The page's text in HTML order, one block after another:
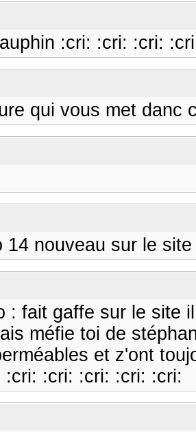
:cri: :cri: :cri:
qui vous met danc
14 nouveau sur le site
: fait gaffe sur le site
méfie toi de
et z'ont
:cri: :cri: :cri: :cri: :cri: